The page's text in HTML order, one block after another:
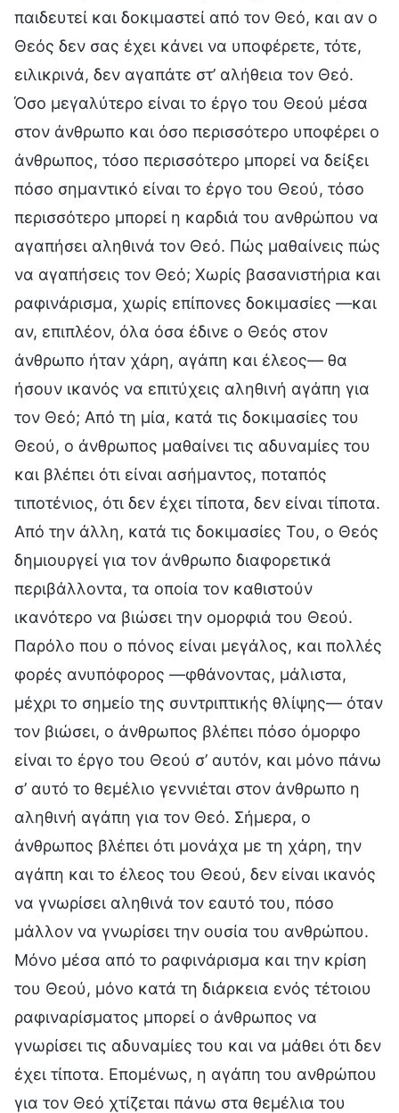
παιδευτεί και δοκιμαστεί από τον Θεό, και αν ο
Θεός δεν σας έχει κάνει να υποφέρετε, τότε,
ειλικρινά, δεν αγαπάτε στ’ αλήθεια τον Θεό.
Όσο μεγαλύτερο είναι το έργο του Θεού μέσα
στον άνθρωπο και όσο περισσότερο υποφέρει ο
άνθρωπος, τόσο περισσότερο μπορεί να δείξει
πόσο σημαντικό είναι το έργο του Θεού, τόσο
περισσότερο μπορεί η καρδιά του ανθρώπου να
αγαπήσει αληθινά τον Θεό. Πώς μαθαίνεις πώς
να αγαπήσεις τον Θεό; Χωρίς βασανιστήρια και
ραφινάρισμα, χωρίς επίπονες δοκιμασίες —και
αν, επιπλέον, όλα όσα έδινε ο Θεός στον
άνθρωπο ήταν χάρη, αγάπη και έλεος— θα
ήσουν ικανός να επιτύχεις αληθινή αγάπη για
τον Θεό; Από τη μία, κατά τις δοκιμασίες του
Θεού, ο άνθρωπος μαθαίνει τις αδυναμίες του
και βλέπει ότι είναι ασήμαντος, ποταπός
τιποτένιος, ότι δεν έχει τίποτα, δεν είναι τίποτα.
Από την άλλη, κατά τις δοκιμασίες Του, ο Θεός
δημιουργεί για τον άνθρωπο διαφορετικά
περιβάλλοντα, τα οποία τον καθιστούν
ικανότερο να βιώσει την ομορφιά του Θεού.
Παρόλο που ο πόνος είναι μεγάλος, και πολλές
φορές ανυπόφορος —φθάνοντας, μάλιστα,
μέχρι το σημείο της συντριπτικής θλίψης— όταν
τον βιώσει, ο άνθρωπος βλέπει πόσο όμορφο
είναι το έργο του Θεού σ’ αυτόν, και μόνο πάνω
σ’ αυτό το θεμέλιο γεννιέται στον άνθρωπο η
αληθινή αγάπη για τον Θεό. Σήμερα, ο
άνθρωπος βλέπει ότι μονάχα με τη χάρη, την
αγάπη και το έλεος του Θεού, δεν είναι ικανός
να γνωρίσει αληθινά τον εαυτό του, πόσο
μάλλον να γνωρίσει την ουσία του ανθρώπου.
Μόνο μέσα από το ραφινάρισμα και την κρίση
του Θεού, μόνο κατά τη διάρκεια ενός τέτοιου
ραφιναρίσματος μπορεί ο άνθρωπος να
γνωρίσει τις αδυναμίες του και να μάθει ότι δεν
έχει τίποτα. Επομένως, η αγάπη του ανθρώπου
για τον Θεό χτίζεται πάνω στα θεμέλια του